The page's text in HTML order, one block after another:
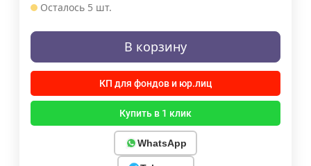
Осталось 5 шт.
В корзину
КП для фондов и юр.лиц
Купить в 1 клик
WhatsApp